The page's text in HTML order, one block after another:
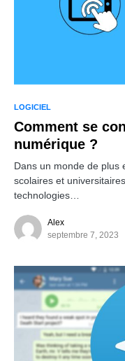
LOGICIEL
Comment se
numérique ?
Dans un monde de plus
scolaires et
technologies…
Alex
septembre 7, 2023